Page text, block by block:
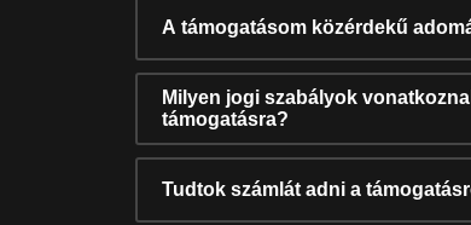
A támogatásom közérdekű
Milyen jogi szabályok
támogatásra?
Tudtok számlát adni a